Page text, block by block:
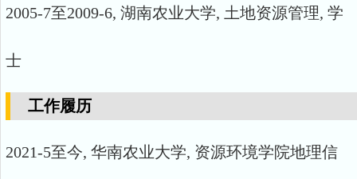
2005-7至2009-6, 湖南农业大学, 土地资源管理, 学
士
工作履历
2021-5至今, 华南农业大学, 资源环境学院地理信